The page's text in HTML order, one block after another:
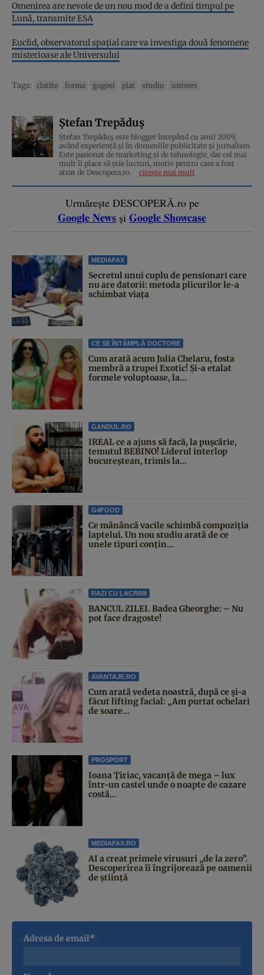
Omenirea are nevoie de un nou mod de a defini timpul pe
Lună, transmite ESA
Euclid, observatorul spațial care va investiga două fenomene
misterioase ale Universului
Tags: clatite forma gogosi plat studiu univers
Ștefan Trepăduș
Ștefan Trepăduș este blogger începând cu anul 2009,
având experiență și în domeniile publicitate și jurnalism.
Este pasionat de marketing și de tehnologie, dar cel mai
mult îi place să știe lucruri, motiv pentru care a fost
atras de Descopera.ro.
citește mai mult
Urmărește DESCOPERĂ.ro pe
Google News și Google Showcase
MEDIAFAX
Secretul unui cuplu de pensionari care
nu are datorii: metoda plicurilor le-a
schimbat viața
CE SE ÎNTÂMPLĂ DOCTORE
Cum arată acum Julia Chelaru, fosta
membră a trupei Exotic! Și-a etalat
formele voluptoase, la...
GANDUL.RO
IREAL ce a ajuns să facă, la pușcărie,
temutul BEBINO! Liderul interlop
bucureștean, trimis la...
G4FOOD
Ce mănâncă vacile schimbă compoziția
laptelui. Un nou studiu arată de ce
unele tipuri conțin...
RAZI CU LACRIMI
BANCUL ZILEI. Badea Gheorghe: – Nu
pot face dragoste!
AVANTAJE.RO
Cum arată vedeta noastră, după ce și-a
făcut lifting facial: „Am purtat ochelari
de soare...
PROSPORT
Ioana Țiriac, vacanță de mega – lux
într-un castel unde o noapte de cazare
costă...
MEDIAFAX.RO
AI a creat primele virusuri „de la zero”.
Descoperirea îi îngrijorează pe oamenii
de știință
Adresa de email*